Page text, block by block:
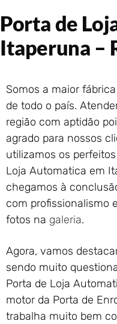
Porta de
Itaperuna –
Somos a maior
de todo o país.
região com aptidão
agrado para nossos
utilizamos os
Loja Automatica em
chegamos à
com profissionalismo
fotos na galeria.
Agora, vamos
sendo muito
Porta de Loja
motor da Porta de
trabalha muito bem